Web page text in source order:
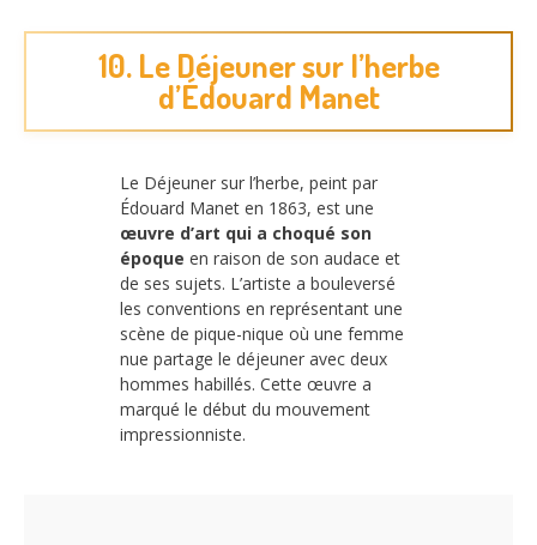
10. Le Déjeuner sur l’herbe
d’Édouard Manet
Le Déjeuner sur l’herbe, peint par
Édouard Manet en 1863, est une
œuvre d’art qui a choqué son
époque en raison de son audace et
de ses sujets. L’artiste a bouleversé
les conventions en représentant une
scène de pique-nique où une femme
nue partage le déjeuner avec deux
hommes habillés. Cette œuvre a
marqué le début du mouvement
impressionniste.